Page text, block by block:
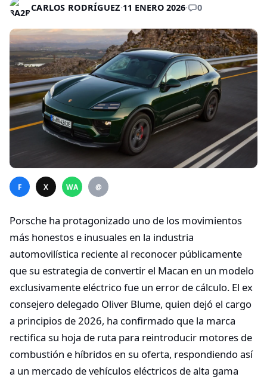
CARLOS RODRÍGUEZ·11 ENERO 2026· 0
F X WA @
Porsche ha protagonizado uno de los movimientos
más honestos e inusuales en la industria
automovilística reciente al reconocer públicamente
que su estrategia de convertir el Macan en un modelo
exclusivamente eléctrico fue un error de cálculo. El ex
consejero delegado Oliver Blume, quien dejó el cargo
a principios de 2026, ha confirmado que la marca
rectifica su hoja de ruta para reintroducir motores de
combustión e híbridos en su oferta, respondiendo así
a un mercado de vehículos eléctricos de alta gama